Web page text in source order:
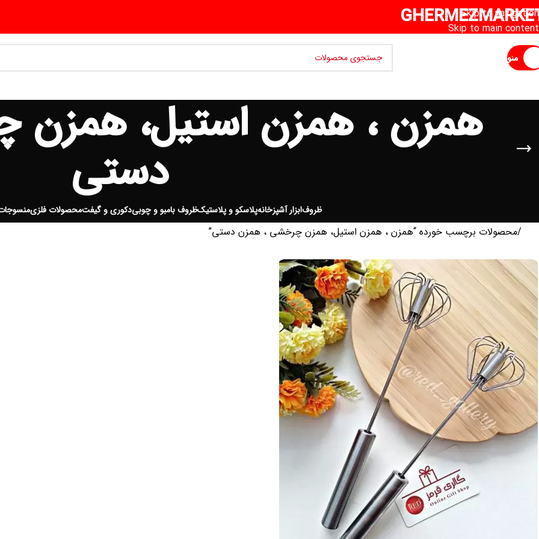
Skip to navigation
Skip to main content
منو
همزن ، همزن استیل،
دستی
ظروفابزار آشپزخانهپلاسکو و پلاستیکظروف بامبو و چوبیدکوری و گیفتمحصولات فلزی
محصولات برچسب خورده “همزن ، همزن استیل، همزن چرخشی ، همزن دستی”